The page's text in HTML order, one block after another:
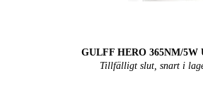
GULFF HERO 365NM/5W
Tillfälligt slut, snart i